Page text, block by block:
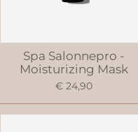
Spa Salonnepro -
Moisturizing Mask
€ 24,90